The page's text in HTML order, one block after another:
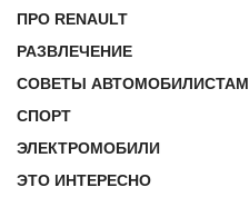
ПРО RENAULT
РАЗВЛЕЧЕНИЕ
СОВЕТЫ АВТОМОБИЛИСТАМ
СПОРТ
ЭЛЕКТРОМОБИЛИ
ЭТО ИНТЕРЕСНО